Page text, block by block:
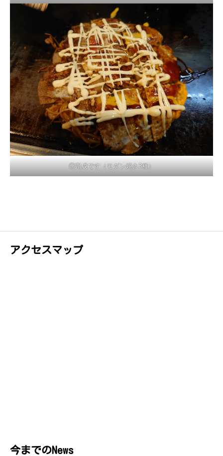
⑨完成です（モダン焼き3種）
アクセスマップ
今までのNews